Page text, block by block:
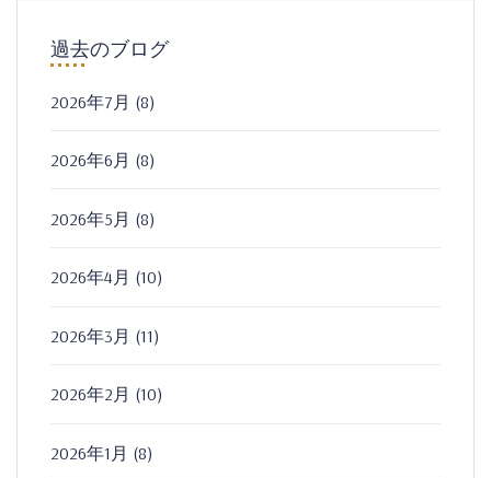
過去のブログ
2026年7月 (8)
2026年6月 (8)
2026年5月 (8)
2026年4月 (10)
2026年3月 (11)
2026年2月 (10)
2026年1月 (8)